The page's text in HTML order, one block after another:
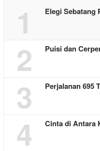
1 Elegi Sebatang
2 Puisi dan
3 Perjalanan 695
4 Cinta di Antara